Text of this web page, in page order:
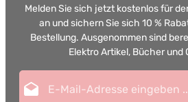
Melden Sie sich jetzt kostenlos für
an und sichern Sie sich 10 %
Bestellung. Ausgenommen sind
Elektro Artikel, Bücher und